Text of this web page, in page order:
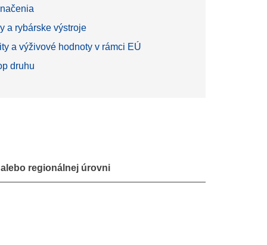
a rybárske výstroje
a výživové hodnoty v rámci EÚ
druhu
regionálnej úrovni